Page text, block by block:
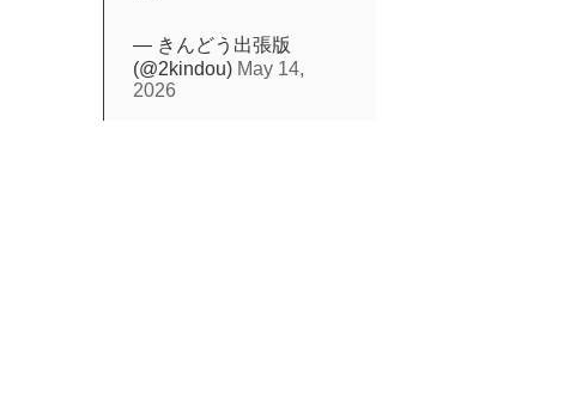
— きんどう出張版
(@2kindou) May 14,
2026